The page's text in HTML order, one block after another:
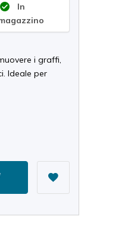
In
i graffi,
Ideale per